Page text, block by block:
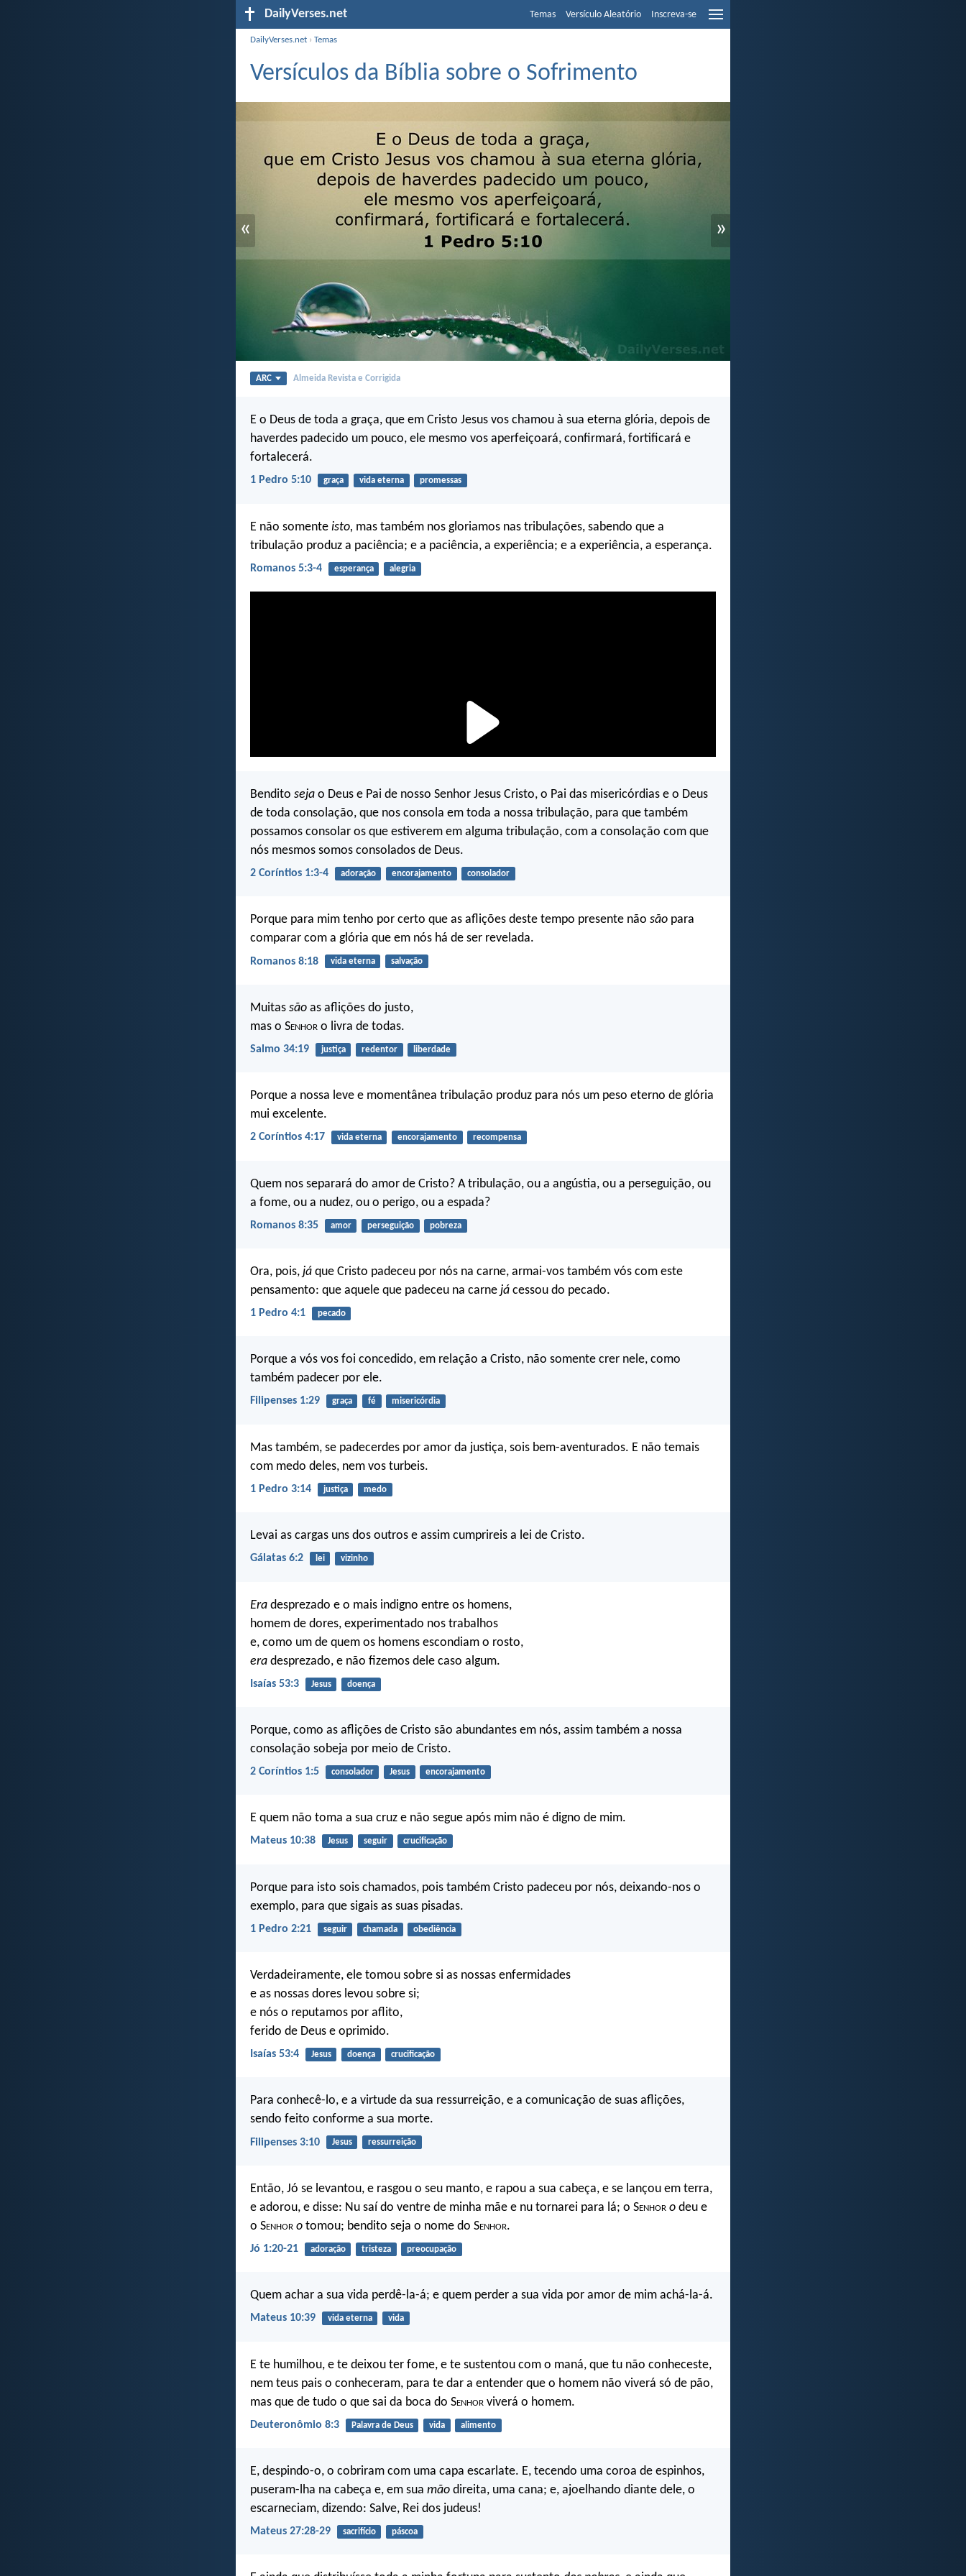
DailyVerses.net Temas Versículo Aleatório Inscreva-se
DailyVerses.net ›Temas
Versículos da Bíblia sobre o Sofrimento
« »
ARC Almeida Revista e Corrigida
E o Deus de toda a graça, que em Cristo Jesus vos chamou à sua eterna glória, depois de
haverdes padecido um pouco, ele mesmo vos aperfeiçoará, confirmará, fortificará e
fortalecerá.
1 Pedro 5:10 graça vida eterna promessas
E não somente isto, mas também nos gloriamos nas tribulações, sabendo que a
tribulação produz a paciência; e a paciência, a experiência; e a experiência, a esperança.
Romanos 5:3-4 esperança alegria
Bendito seja o Deus e Pai de nosso Senhor Jesus Cristo, o Pai das misericórdias e o Deus
de toda consolação, que nos consola em toda a nossa tribulação, para que também
possamos consolar os que estiverem em alguma tribulação, com a consolação com que
nós mesmos somos consolados de Deus.
2 Coríntios 1:3-4 adoração encorajamento consolador
Porque para mim tenho por certo que as aflições deste tempo presente não são para
comparar com a glória que em nós há de ser revelada.
Romanos 8:18 vida eterna salvação
Muitas são as aflições do justo,
mas o Senhor o livra de todas.
Salmo 34:19 justiça redentor liberdade
Porque a nossa leve e momentânea tribulação produz para nós um peso eterno de glória
mui excelente.
2 Coríntios 4:17 vida eterna encorajamento recompensa
Quem nos separará do amor de Cristo? A tribulação, ou a angústia, ou a perseguição, ou
a fome, ou a nudez, ou o perigo, ou a espada?
Romanos 8:35 amor perseguição pobreza
Ora, pois, já que Cristo padeceu por nós na carne, armai-vos também vós com este
pensamento: que aquele que padeceu na carne já cessou do pecado.
1 Pedro 4:1 pecado
Porque a vós vos foi concedido, em relação a Cristo, não somente crer nele, como
também padecer por ele.
Filipenses 1:29 graça fé misericórdia
Mas também, se padecerdes por amor da justiça, sois bem-aventurados. E não temais
com medo deles, nem vos turbeis.
1 Pedro 3:14 justiça medo
Levai as cargas uns dos outros e assim cumprireis a lei de Cristo.
Gálatas 6:2 lei vizinho
Era desprezado e o mais indigno entre os homens,
homem de dores, experimentado nos trabalhos
e, como um de quem os homens escondiam o rosto,
era desprezado, e não fizemos dele caso algum.
Isaías 53:3 Jesus doença
Porque, como as aflições de Cristo são abundantes em nós, assim também a nossa
consolação sobeja por meio de Cristo.
2 Coríntios 1:5 consolador Jesus encorajamento
E quem não toma a sua cruz e não segue após mim não é digno de mim.
Mateus 10:38 Jesus seguir crucificação
Porque para isto sois chamados, pois também Cristo padeceu por nós, deixando-nos o
exemplo, para que sigais as suas pisadas.
1 Pedro 2:21 seguir chamada obediência
Verdadeiramente, ele tomou sobre si as nossas enfermidades
e as nossas dores levou sobre si;
e nós o reputamos por aflito,
ferido de Deus e oprimido.
Isaías 53:4 Jesus doença crucificação
Para conhecê-lo, e a virtude da sua ressurreição, e a comunicação de suas aflições,
sendo feito conforme a sua morte.
Filipenses 3:10 Jesus ressurreição
Então, Jó se levantou, e rasgou o seu manto, e rapou a sua cabeça, e se lançou em terra,
e adorou, e disse: Nu saí do ventre de minha mãe e nu tornarei para lá; o Senhor o deu e
o Senhor o tomou; bendito seja o nome do Senhor.
Jó 1:20-21 adoração tristeza preocupação
Quem achar a sua vida perdê-la-á; e quem perder a sua vida por amor de mim achá-la-á.
Mateus 10:39 vida eterna vida
E te humilhou, e te deixou ter fome, e te sustentou com o maná, que tu não conheceste,
nem teus pais o conheceram, para te dar a entender que o homem não viverá só de pão,
mas que de tudo o que sai da boca do Senhor viverá o homem.
Deuteronômio 8:3 Palavra de Deus vida alimento
E, despindo-o, o cobriram com uma capa escarlate. E, tecendo uma coroa de espinhos,
puseram-lha na cabeça e, em sua mão direita, uma cana; e, ajoelhando diante dele, o
escarneciam, dizendo: Salve, Rei dos judeus!
Mateus 27:28-29 sacrifício páscoa